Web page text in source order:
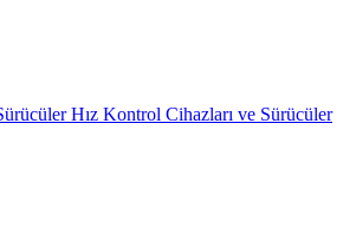
Hız Kontrol Cihazları ve Sürücüler